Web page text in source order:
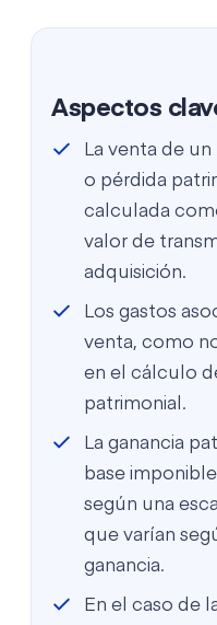
Aspectos
La venta de
o pérdida
calculada
valor de
adquisición.
Los gastos
venta, como
en el cálculo
patrimonial.
La ganancia
base
según una
que varían
ganancia.
En el caso de